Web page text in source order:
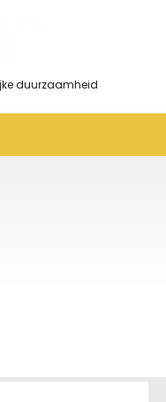
duurzaamheid